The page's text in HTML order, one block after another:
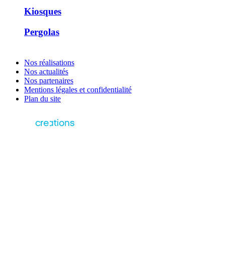
Kiosques
Pergolas
Nos réalisations
Nos actualités
Nos partenaires
Mentions légales et confidentialité
Plan du site